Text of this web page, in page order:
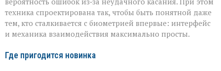
техника спроектирована так, чтобы быть понятной даже
тем, кто сталкивается с биометрией впервые: интерфейс
и механика взаимодействия максимально просты.
Где пригодится новинка